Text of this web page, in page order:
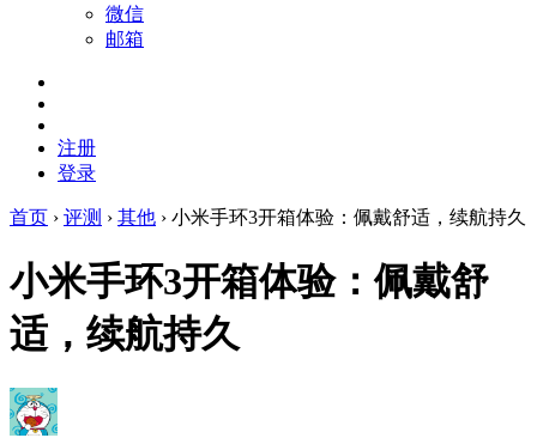
微信
邮箱
注册
登录
首页 › 评测 › 其他 › 小米手环3开箱体验：佩戴舒适，续航持久
小米手环3开箱体验：佩戴舒
适，续航持久